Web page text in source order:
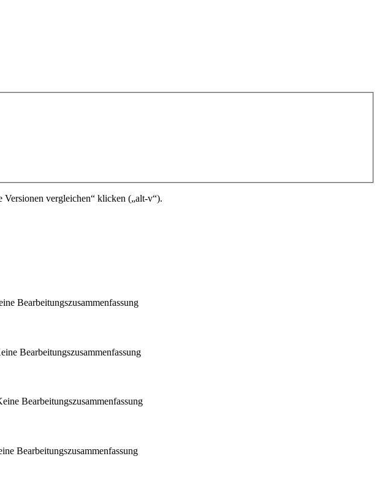
vergleichen“ klicken („alt-v“).
Bearbeitungszusammenfassung
Bearbeitungszusammenfassung
Bearbeitungszusammenfassung
Bearbeitungszusammenfassung